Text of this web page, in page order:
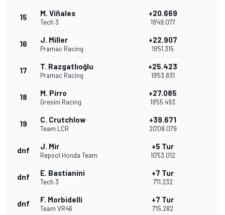
15 M. Viñales
Tech 3
+20.669
19'49.077
16 J. Miller
Pramac Racing
+22.907
19'51.315
17 T. Razgatlıoğlu
Pramac Racing
+25.423
19'53.831
18 M. Pirro
Gresini Racing
+27.085
19'55.493
19 C. Crutchlow
Team LCR
+39.671
20'08.079
dnf J. Mir
Repsol Honda Team
+5 Tur
10'53.012
dnf E. Bastianini
Tech 3
+7 Tur
7'11.232
dnf F. Morbidelli
Team VR46
+7 Tur
7'15.282